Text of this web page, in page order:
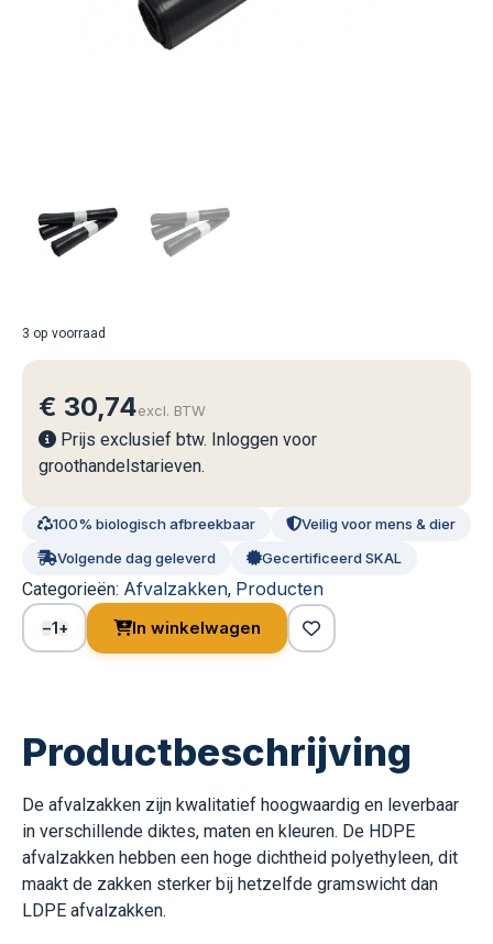
3 op voorraad
€ 30,74excl. BTW
Prijs exclusief btw. Inloggen voor
groothandelstarieven.
100% biologisch afbreekbaar
Veilig voor mens & dier
Volgende dag geleverd
Gecertificeerd SKAL
Categorieën: Afvalzakken, Producten
−1+ In winkelwagen
Productbeschrijving
De afvalzakken zijn kwalitatief hoogwaardig en leverbaar
in verschillende diktes, maten en kleuren. De HDPE
afvalzakken hebben een hoge dichtheid polyethyleen, dit
maakt de zakken sterker bij hetzelfde gramswicht dan
LDPE afvalzakken.